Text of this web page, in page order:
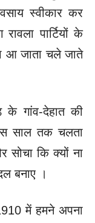
स्वीकार कर
पार्टियों के
आ जाता चले जाते
के गांव-देहात की
साल तक चलता
सोचा कि क्यों ना
बनाए ।
में हमने अपना